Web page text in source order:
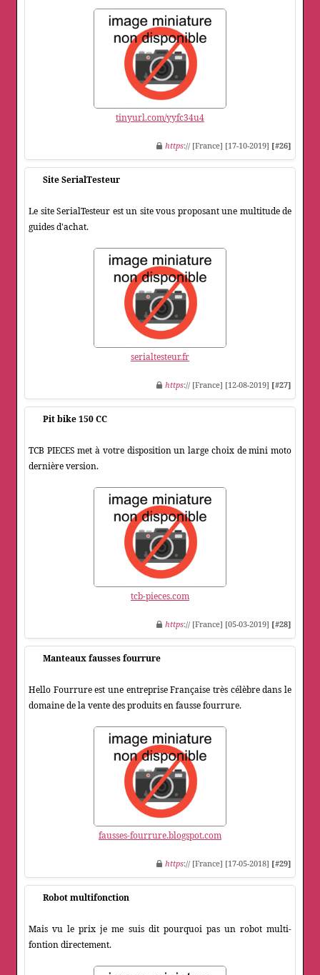
tinyurl.com/yyfc34u4
https:// [France] [17-10-2019] [#26]
Site SerialTesteur
Le site SerialTesteur est un site vous proposant une multitude de
guides d'achat.
serialtesteur.fr
https:// [France] [12-08-2019] [#27]
Pit bike 150 CC
TCB PIECES met à votre disposition un large choix de mini moto
dernière version.
tcb-pieces.com
https:// [France] [05-03-2019] [#28]
Manteaux fausses fourrure
Hello Fourrure est une entreprise Française très célèbre dans le
domaine de la vente des produits en fausse fourrure.
fausses-fourrure.blogspot.com
https:// [France] [17-05-2018] [#29]
Robot multifonction
Mais vu le prix je me suis dit pourquoi pas un robot multi-
fontion directement.